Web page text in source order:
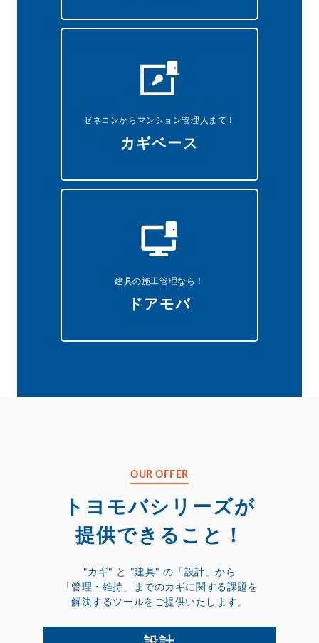
ゼネコンからマンション管理人まで！
カギベース
建具の施工管理なら！
ドアモバ
OUR OFFER
トヨモバシリーズが
提供できること！
"カギ" と "建具" の「設計」から
「管理・維持」までのカギに関する課題を
解決するツールをご提供いたします。